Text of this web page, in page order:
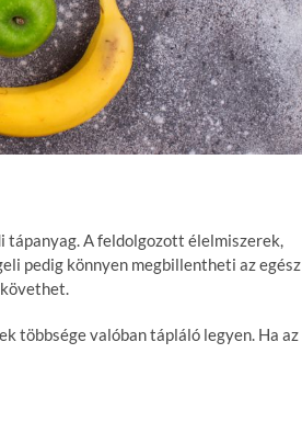
tápanyag. A feldolgozott élelmiszerek,
pedig könnyen megbillentheti az egész
többsége valóban tápláló legyen. Ha az